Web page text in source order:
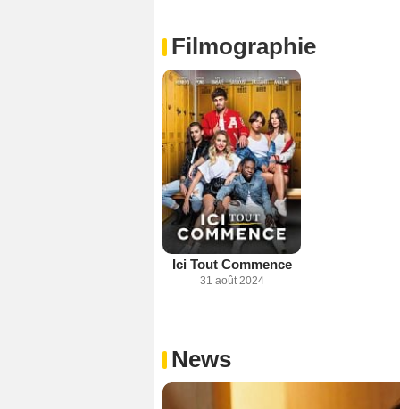
Filmographie
Ici Tout Commence
31 août 2024
News